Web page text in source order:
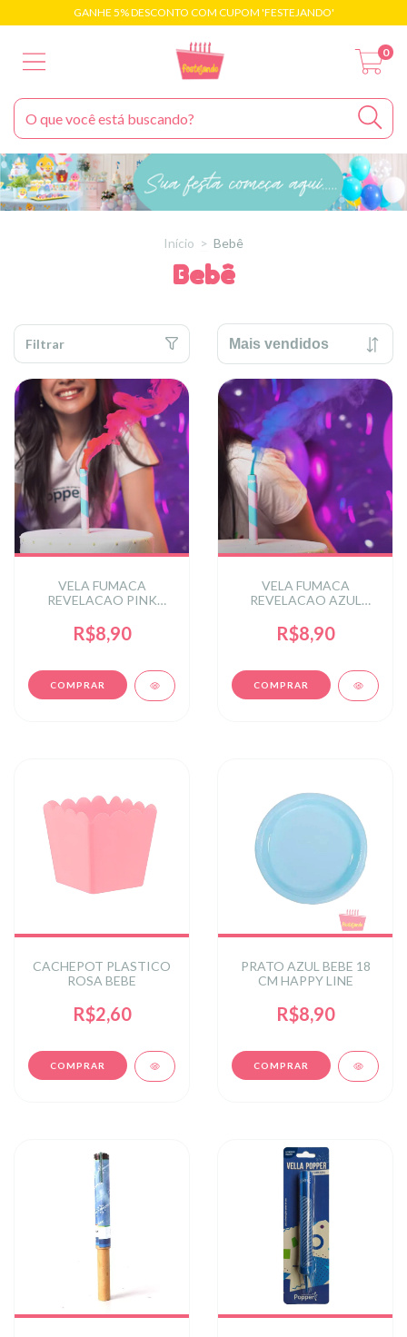
GANHE 5% DESCONTO COM CUPOM 'FESTEJANDO'
0
Início > Bebê
Bebê
Filtrar
VELA FUMACA
REVELACAO PINK
R$8,90
VELA FUMACA
REVELACAO AZUL
R$8,90
CACHEPOT PLASTICO
ROSA BEBE
R$2,60
PRATO AZUL BEBE 18
CM HAPPY LINE
R$8,90